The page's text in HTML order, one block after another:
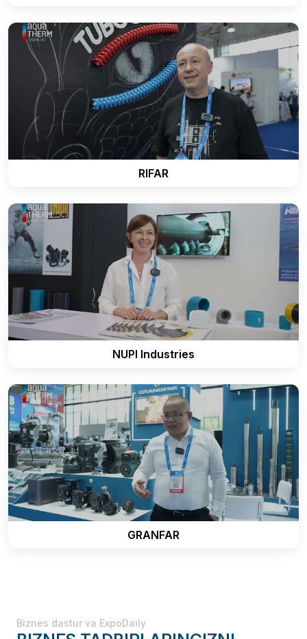
RIFAR
NUPI Industries
GRANFAR
Biznes dastur va ExpoDaily